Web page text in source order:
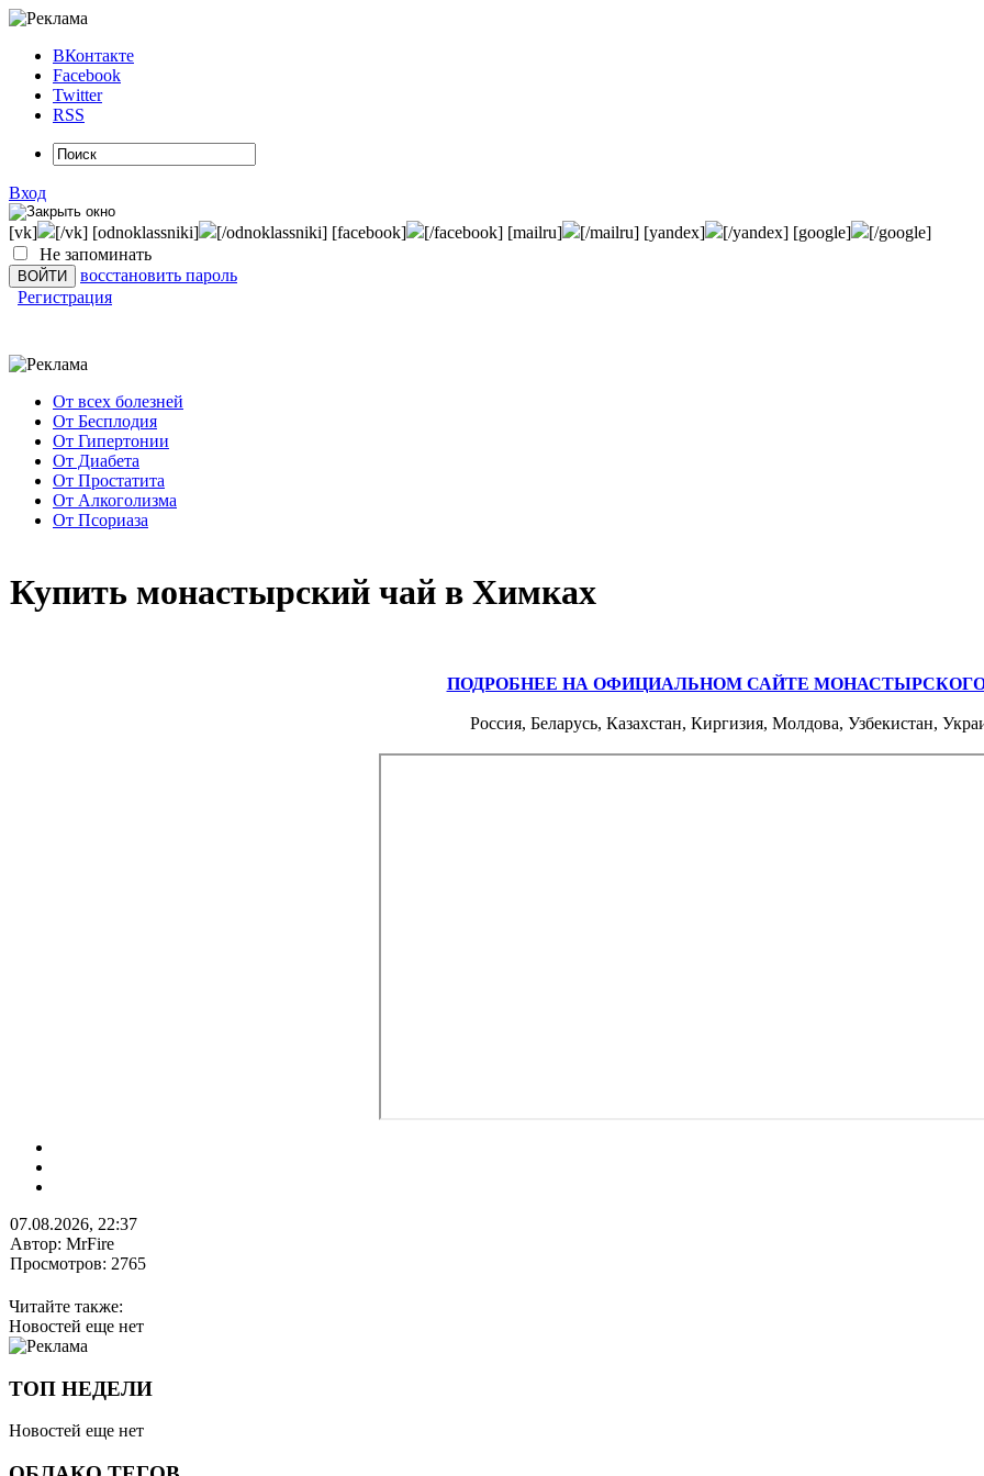
ВКонтакте
Facebook
Twitter
RSS
Вход
[vk] [/vk] [odnoklassniki] [/odnoklassniki] [facebook] [/facebook] [mailru] [/mailru] [yandex] [/yandex] [google]
[/google]
Не запоминать
восстановить пароль
Регистрация
От всех болезней
От Бесплодия
От Гипертонии
От Диабета
От Простатита
От Алкоголизма
От Псориаза
Купить монастырский чай в Химках
ПОДРОБНЕЕ НА ОФИЦИАЛЬНОМ САЙТЕ
Россия, Беларусь, Казахстан, Киргизия, Молдова, Узбекистан,
07.08.2026, 22:37
Автор: MrFire
Просмотров: 2765
Читайте также:
Новостей еще нет
ТОП НЕДЕЛИ
Новостей еще нет